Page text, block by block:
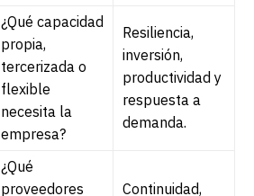
¿Qué capacidad
propia,
tercerizada o
flexible
necesita la
empresa?
Resiliencia,
inversión,
productividad y
respuesta a
demanda.
¿Qué
proveedores
Continuidad,